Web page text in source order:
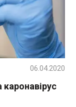
06.04.2020